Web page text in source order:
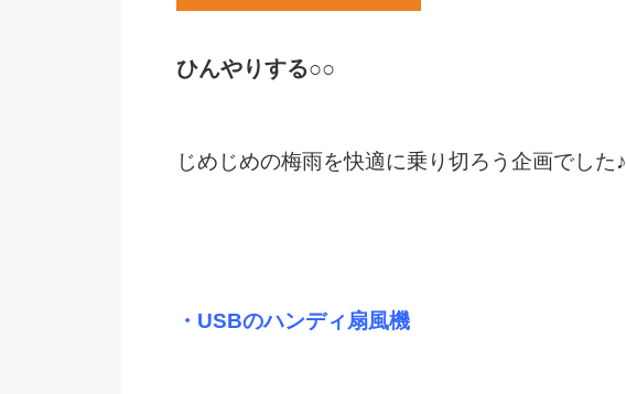
ひんやりする○○
じめじめの梅雨を快適に乗り切ろう企画でした♪
・USBのハンディ扇風機